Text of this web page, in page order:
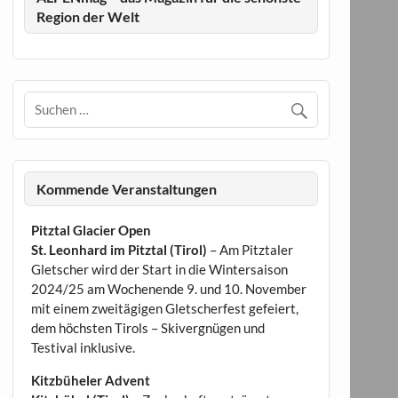
Region der Welt
Kommende Veranstaltungen
Pitztal Glacier Open
St. Leonhard im Pitztal (Tirol) – Am Pitztaler
Gletscher wird der Start in die Wintersaison
2024/25 am Wochenende 9. und 10. November
mit einem zweitägigen Gletscherfest gefeiert,
dem höchsten Tirols – Skivergnügen und
Testival inklusive.
Kitzbüheler Advent